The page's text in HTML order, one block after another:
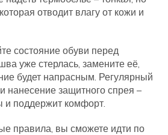
отводит влагу от кожи и
состояние обуви перед
уже стерлась, замените её,
будет напрасным. Регулярный
нанесение защитного спрея –
и поддержит комфорт.
правила, вы сможете идти по